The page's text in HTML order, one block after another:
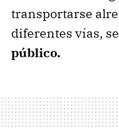
transportarse
diferentes vías,
público.